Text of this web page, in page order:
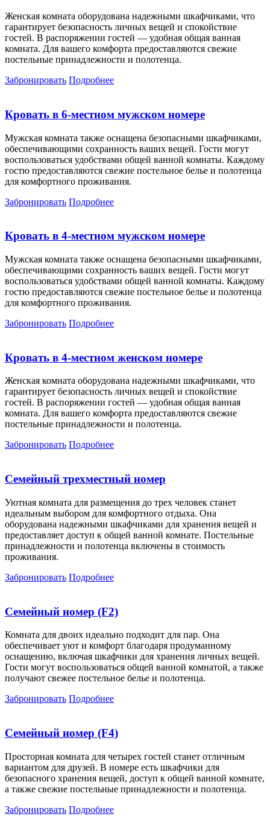
Женская комната оборудована надежными шкафчиками, что
гарантирует безопасность личных вещей и спокойствие
гостей. В распоряжении гостей — удобная общая ванная
комната. Для вашего комфорта предоставляются свежие
постельные принадлежности и полотенца.
Забронировать Подробнее
Кровать в 6-местном мужском номере
Мужская комната также оснащена безопасными шкафчиками,
обеспечивающими сохранность ваших вещей. Гости могут
воспользоваться удобствами общей ванной комнаты. Каждому
гостю предоставляются свежие постельное белье и полотенца
для комфортного проживания.
Забронировать Подробнее
Кровать в 4-местном мужском номере
Мужская комната также оснащена безопасными шкафчиками,
обеспечивающими сохранность ваших вещей. Гости могут
воспользоваться удобствами общей ванной комнаты. Каждому
гостю предоставляются свежие постельное белье и полотенца
для комфортного проживания.
Забронировать Подробнее
Кровать в 4-местном женском номере
Женская комната оборудована надежными шкафчиками, что
гарантирует безопасность личных вещей и спокойствие
гостей. В распоряжении гостей — удобная общая ванная
комната. Для вашего комфорта предоставляются свежие
постельные принадлежности и полотенца.
Забронировать Подробнее
Семейный трехместный номер
Уютная комната для размещения до трех человек станет
идеальным выбором для комфортного отдыха. Она
оборудована надежными шкафчиками для хранения вещей и
предоставляет доступ к общей ванной комнате. Постельные
принадлежности и полотенца включены в стоимость
проживания.
Забронировать Подробнее
Семейный номер (F2)
Комната для двоих идеально подходит для пар. Она
обеспечивает уют и комфорт благодаря продуманному
оснащению, включая шкафчики для хранения личных вещей.
Гости могут воспользоваться общей ванной комнатой, а также
получают свежее постельное белье и полотенца.
Забронировать Подробнее
Семейный номер (F4)
Просторная комната для четырех гостей станет отличным
вариантом для друзей. В номере есть шкафчики для
безопасного хранения вещей, доступ к общей ванной комнате,
а также свежие постельные принадлежности и полотенца.
Забронировать Подробнее